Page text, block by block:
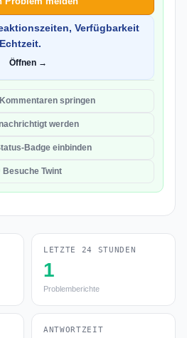
Verfügbarkeit
Öffnen →
springen
werden
Badge einbinden
Besuche Twint
LETZTE 24 STUNDEN
1
Problemberichte
ANTWORTZEIT